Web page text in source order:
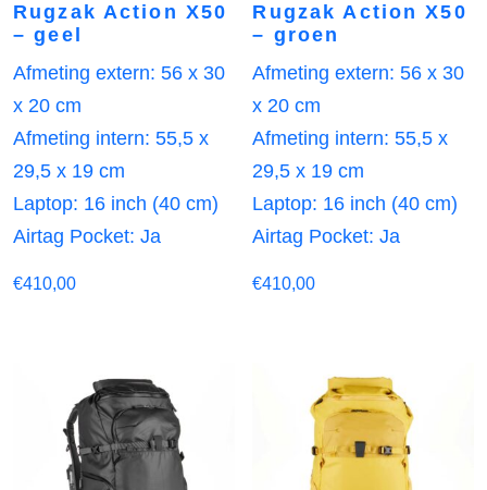
Rugzak Action X50
– geel
Afmeting extern: 56 x 30
x 20 cm
Afmeting intern: 55,5 x
29,5 x 19 cm
Laptop: 16 inch (40 cm)
Airtag Pocket: Ja
€410,00
Rugzak Action X50
– groen
Afmeting extern: 56 x 30
x 20 cm
Afmeting intern: 55,5 x
29,5 x 19 cm
Laptop: 16 inch (40 cm)
Airtag Pocket: Ja
€410,00